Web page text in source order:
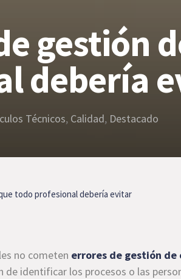
gestión
debería
Técnicos, Calidad, Destacado
todo profesional debería evitar
no cometen errores de gestión de
de identificar los procesos o las